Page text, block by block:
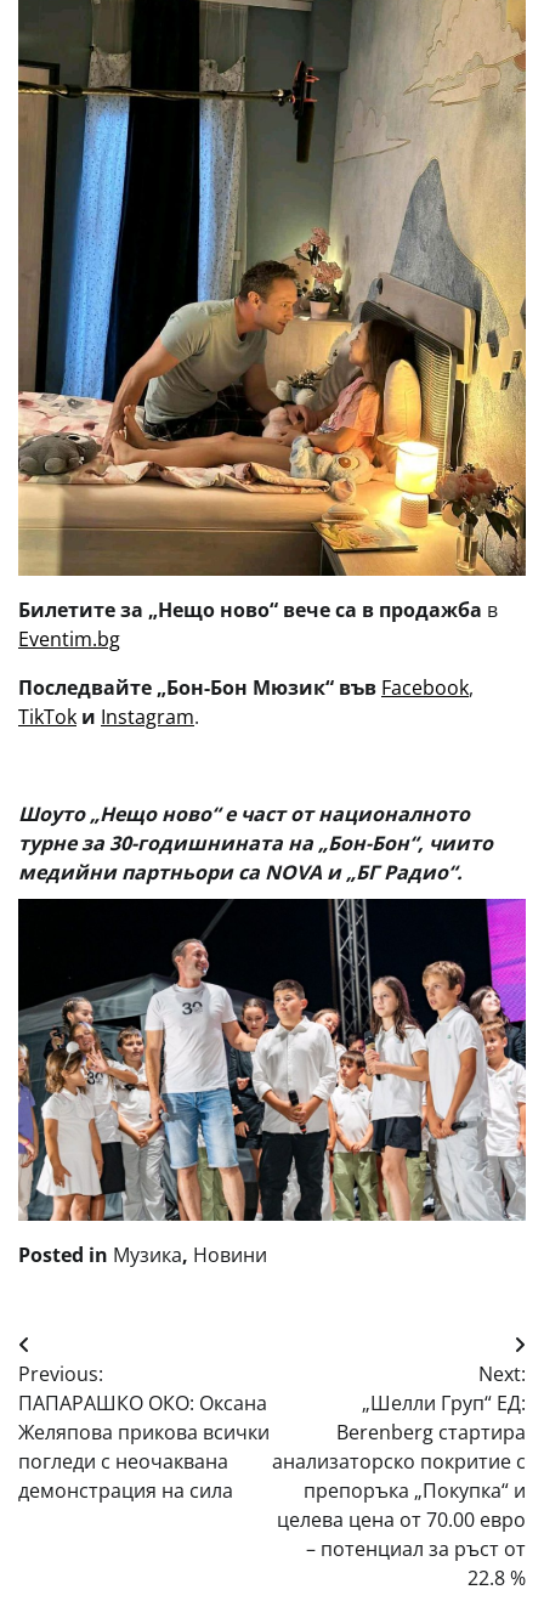
Билетитеза „Нещо ново“ вече са в продажба в
Eventim.bg
Последвайте„Бон-Бон Мюзик“ във Facebook,
TikTok и Instagram.
Шоуто „Нещо ново“ е част от националното
турне за 30-годишнината на „Бон-Бон“, чиито
медийни партньори са NOVA и „БГ Радио“.
Posted in Музика, Новини
Навигация
Previous:
ПАПАРАШКО ОКО: Оксана
Желяпова прикова всички
погледи с неочаквана
демонстрация на сила
Next:
„Шелли Груп“ ЕД:
Berenberg стартира
анализаторско покритие с
препоръка „Покупка“ и
целева цена от 70.00 евро
– потенциал за ръст от
22.8 %